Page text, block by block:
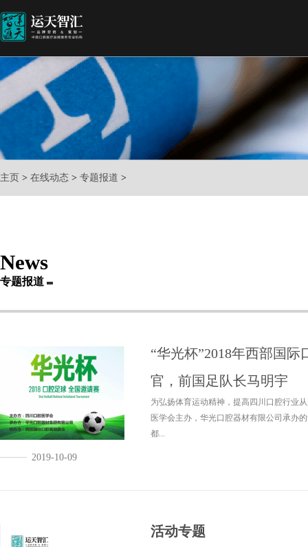
主页 > 在线动态 > 专题报道 >
News
专题报道
“华光杯”2018年西部国
官，前国足队长马明宇
为弘扬体育运动精神，提高四川口腔行业
医学会主办，华光口腔器材有限公司承办
都...
2019-10-09
活动专题